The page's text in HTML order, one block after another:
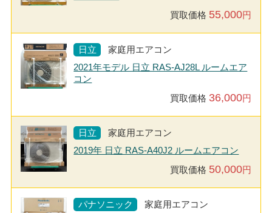
買取価格 55,000円
日立
家庭用エアコン
2021年モデル 日立 RAS-AJ28L ルームエア
コン
買取価格 36,000円
日立
家庭用エアコン
2019年 日立 RAS-A40J2 ルームエアコン
買取価格 50,000円
パナソニック 家庭用エアコン